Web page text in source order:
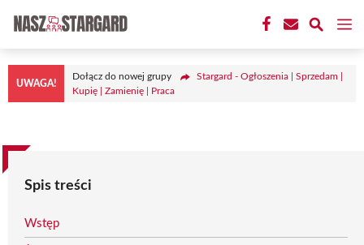
treści
UWAGA!
Dołącz do nowej grupy
Stargard - Ogłoszenia | Sprzedam |
Kupię | Zamienię | Praca
Spis treści
Wstęp